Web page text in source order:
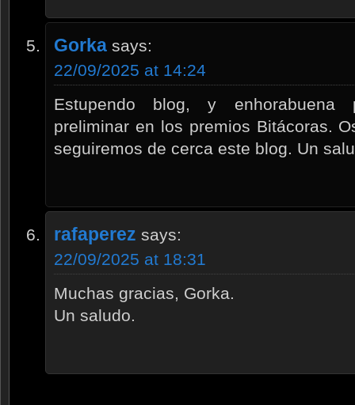
Gorka says:
22/09/2025 at 14:24
Estupendo blog, y enhorabuena
preliminar en los premios Bitácoras.
seguiremos de cerca este blog. Un
rafaperez says:
22/09/2025 at 18:31
Muchas gracias, Gorka.
Un saludo.